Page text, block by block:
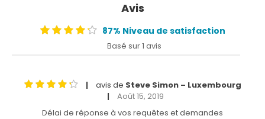
Avis
87% Niveau de satisfaction
Basé sur 1 avis
| avis de Steve Simon – Luxembourg
|
Août 15, 2019
Délai de réponse à vos requêtes et demandes